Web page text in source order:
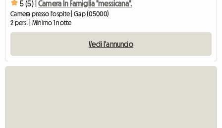
5 (5) | Camera In Famiglia "messicana".
Camera presso l'ospite | Gap (05000)
2 pers. | Minimo 1 notte
Vedi l'annuncio